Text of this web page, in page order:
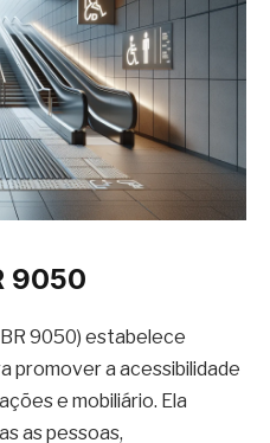
9050
9050) estabelece
promover a acessibilidade
e mobiliário. Ela
as pessoas,